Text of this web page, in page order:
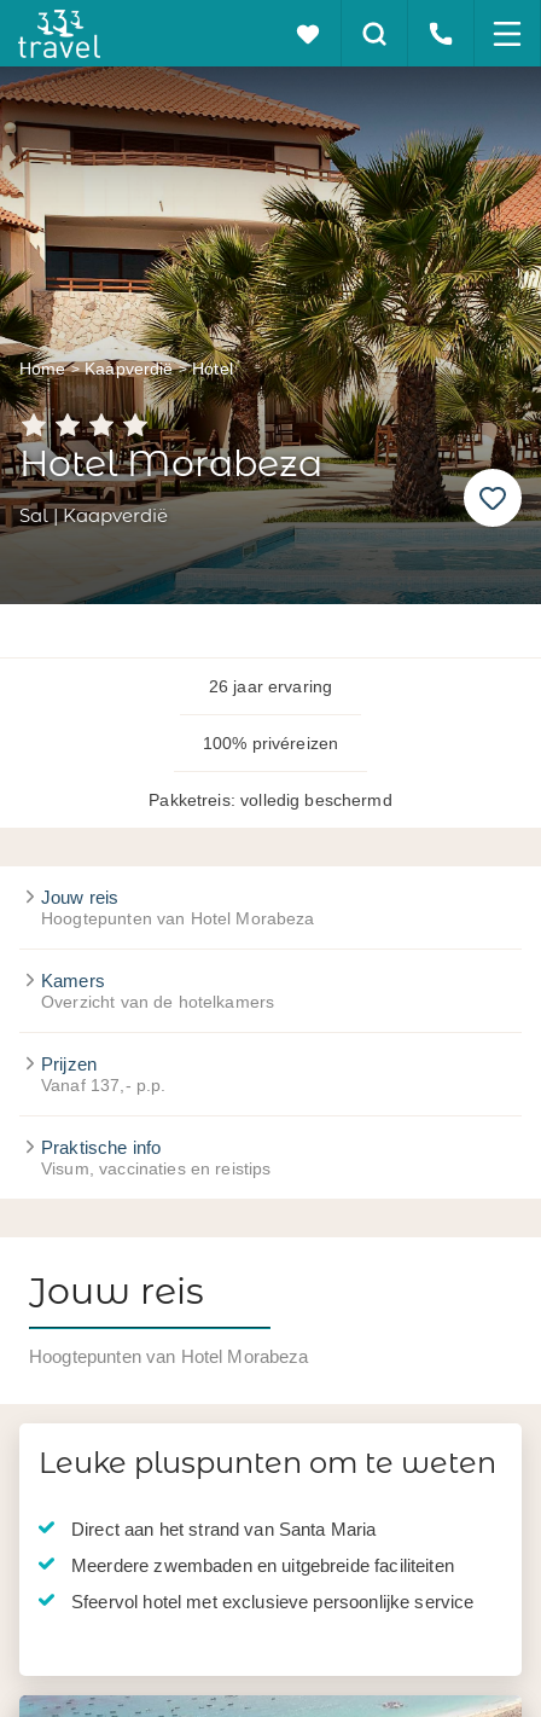
Home Kaapverdië Hotel
Hotel Morabeza
Sal | Kaapverdië
26 jaar ervaring
100% privéreizen
Pakketreis: volledig beschermd
Jouw reis
Hoogtepunten van Hotel Morabeza
Kamers
Overzicht van de hotelkamers
Prijzen
Vanaf 137,- p.p.
Praktische info
Visum, vaccinaties en reistips
Jouw reis
Hoogtepunten van Hotel Morabeza
Leuke pluspunten om te weten
Direct aan het strand van Santa Maria
Meerdere zwembaden en uitgebreide faciliteiten
Sfeervol hotel met exclusieve persoonlijke service